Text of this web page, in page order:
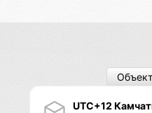
UTC+12
Объект